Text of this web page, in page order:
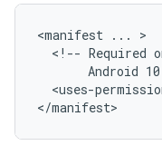
<manifest ...
<!-- Required
Android 10
<uses-